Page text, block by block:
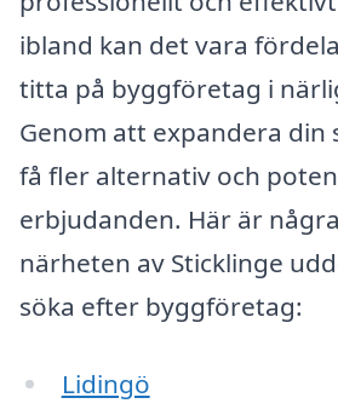
ibland kan det vara
titta på byggföretag i
Genom att expandera din
få fler alternativ och
erbjudanden. Här är
närheten av Sticklinge
söka efter byggföretag:
Lidingö